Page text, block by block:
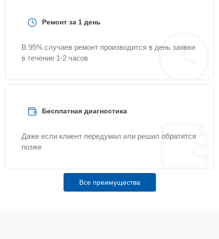
Ремонт за 1 день
В 95% случаев ремонт производится в день заявки
в течение 1-2 часов
Бесплатная диагностика
Даже если клиент передумал или решил обратится
позже
Все преимущества